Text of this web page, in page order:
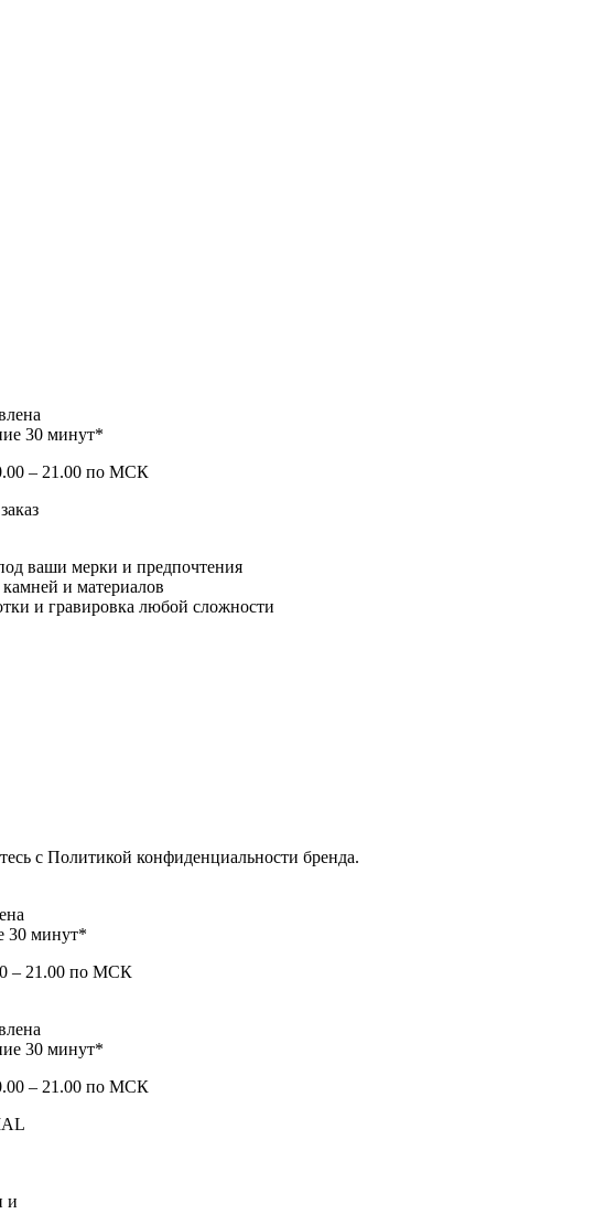
30 минут*
– 21.00 по МСК
ваши мерки и предпочтения
и материалов
и гравировка любой сложности
с Политикой конфиденциальности бренда.
30 минут*
– 21.00 по МСК
30 минут*
– 21.00 по МСК
и